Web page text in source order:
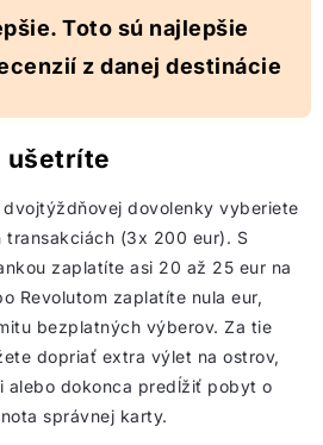
Toto sú najlepšie
z danej destinácie
ušetríte
dovolenky vyberiete
(3x 200 eur). S
zaplatíte asi 20 až 25 eur na
Revolutom zaplatíte nula eur,
bezplatných výberov. Za tie
dopriať extra výlet na ostrov,
alebo dokonca predĺžiť pobyt o
správnej karty.